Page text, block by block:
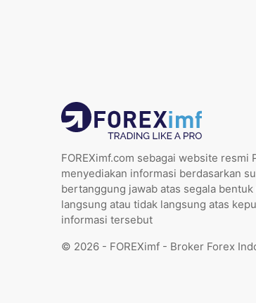
FOREXimf.com sebagai website
menyediakan informasi berdasarkan
bertanggung jawab atas segala
langsung atau tidak langsung atas
informasi tersebut
© 2026 - FOREXimf - Broker Forex